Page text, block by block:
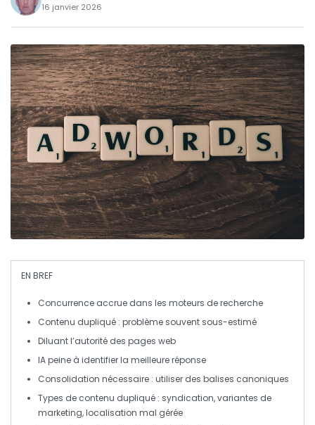
16 janvier 2026
EN BREF
Concurrence accrue dans les moteurs de recherche
Contenu dupliqué : problème souvent sous-estimé
Diluant l’autorité des pages web
IApeine à identifier la meilleure réponse
Consolidation nécessaire : utiliser des balises canoniques
Types de contenu dupliqué : syndication, variantes de
marketing, localisation mal gérée